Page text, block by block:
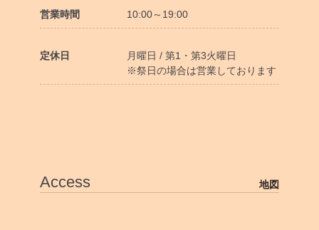
営業時間 10:00～19:00
定休日
月曜日 / 第1・第3火曜日
※祭日の場合は営業しております
Access 地図